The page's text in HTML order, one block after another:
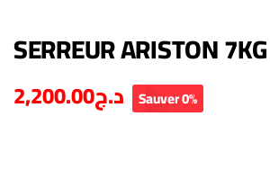
SERREUR ARISTON
د.ج2,200.00 Sauver 0%